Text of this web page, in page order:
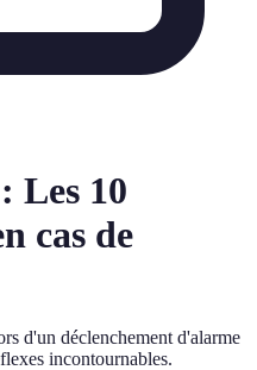
Les 10
cas de
d'un déclenchement d'alarme
incontournables.